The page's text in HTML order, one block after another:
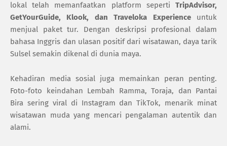
lokal telah memanfaatkan platform seperti TripAdvisor,
GetYourGuide, Klook, dan Traveloka Experienceuntuk
menjual paket tur. Dengan deskripsi profesional dalam
bahasa Inggris dan ulasan positif dari wisatawan, daya tarik
Sulsel semakin dikenal di dunia maya.
Kehadiran media sosial juga memainkan peran penting.
Foto-foto keindahan Lembah Ramma, Toraja, dan Pantai
Bira sering viral di Instagram dan TikTok, menarik minat
wisatawan muda yang mencari pengalaman autentik dan
alami.